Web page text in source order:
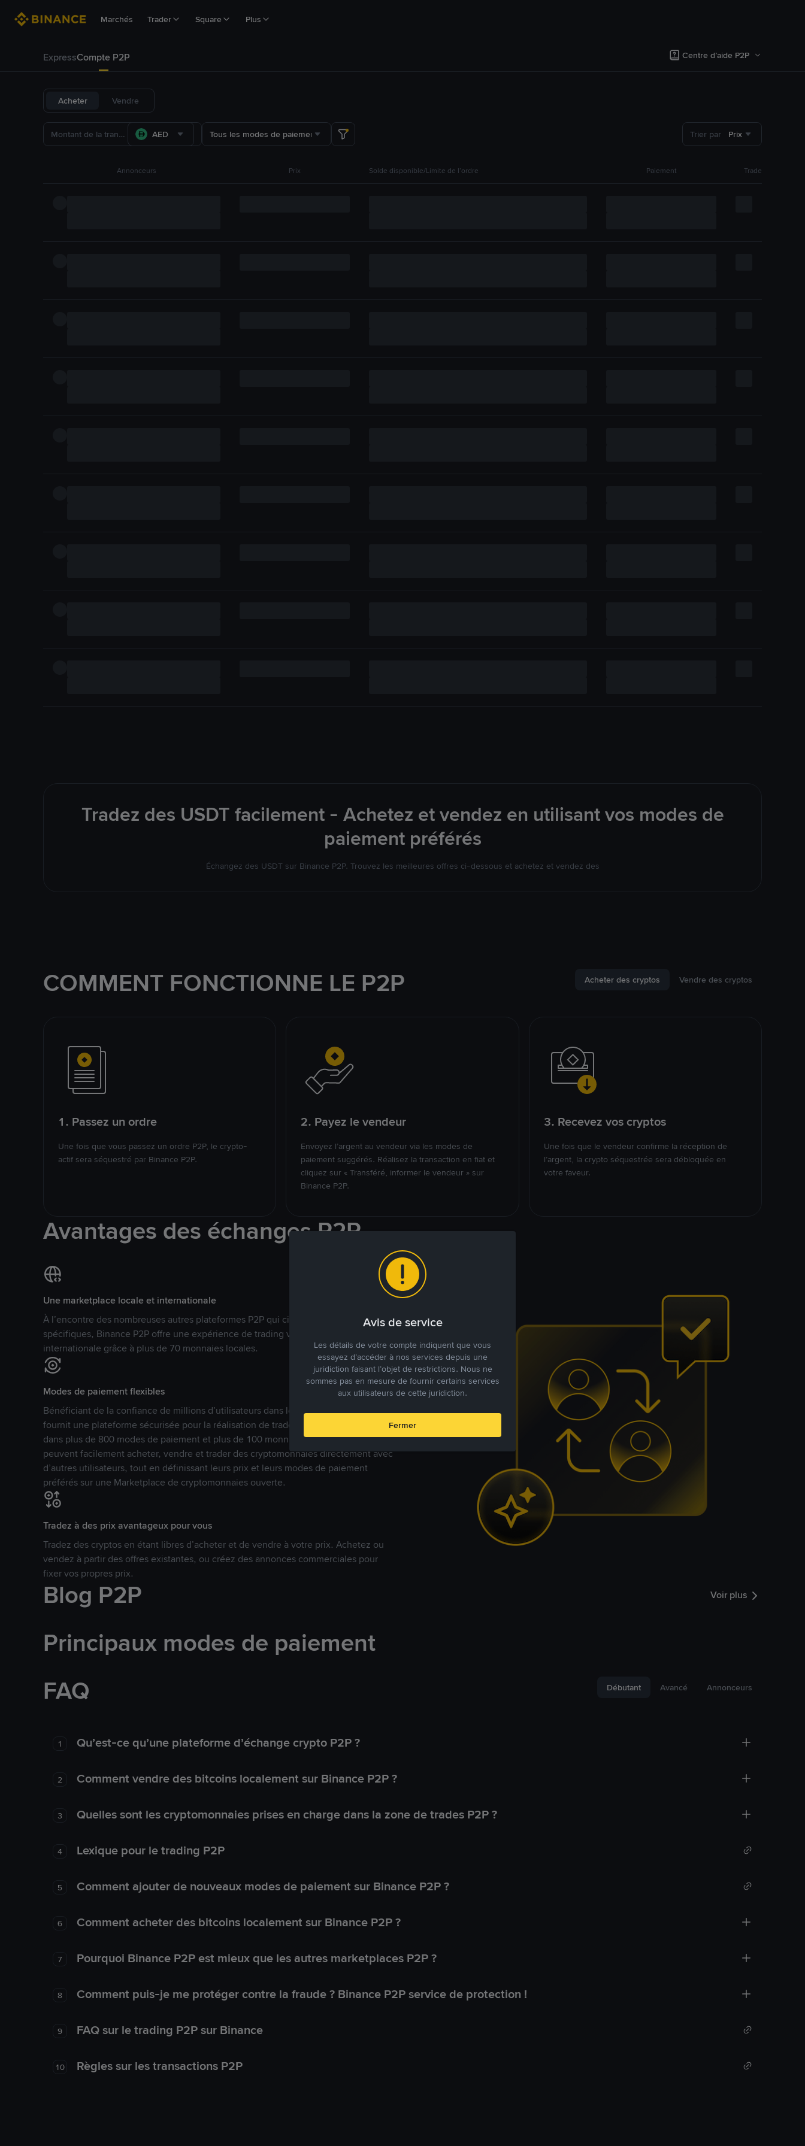
Marchés Trader Square Plus
ExpressCompte P2P Centre d’aide P2P
Acheter Vendre
AED Tous les modes de paiement Trier par Prix
Annonceurs Prix Solde disponible/Limite de l’ordre Paiement Trade
Tradez des USDT facilement - Achetez et vendez en utilisant vos modes de
paiement préférés
Échangez des USDT sur Binance P2P. Trouvez les meilleures offres ci-dessous et achetez et vendez des
COMMENT FONCTIONNE LE P2P Acheter des cryptos Vendre des cryptos
1. Passez un ordre
Une fois que vous passez un ordre P2P, le crypto-
actif sera séquestré par Binance P2P.
2. Payez le vendeur
Envoyez l’argent au vendeur via les modes de
paiement suggérés. Réalisez la transaction en fiat et
cliquez sur « Transféré, informer le vendeur » sur
Binance P2P.
3. Recevez vos cryptos
Une fois que le vendeur confirme la réception de
l’argent, la crypto séquestrée sera débloquée en
votre faveur.
Avantages des échanges P2P
Une marketplace locale et internationale
À l’encontre des nombreuses autres plateformes P2P qui ciblent des marchés
spécifiques, Binance P2P offre une expérience de trading véritablement
internationale grâce à plus de 70 monnaies locales.
Modes de paiement flexibles
Bénéficiant de la confiance de millions d’utilisateurs dans le monde, Binance P2P
fournit une plateforme sécurisée pour la réalisation de trades en cryptomonnaies
dans plus de 800 modes de paiement et plus de 100 monnaies fiat. Les utilisateurs
peuvent facilement acheter, vendre et trader des cryptomonnaies directement avec
d’autres utilisateurs, tout en définissant leurs prix et leurs modes de paiement
préférés sur une Marketplace de cryptomonnaies ouverte.
Tradez à des prix avantageux pour vous
Tradez des cryptos en étant libres d’acheter et de vendre à votre prix. Achetez ou
vendez à partir des offres existantes, ou créez des annonces commerciales pour
fixer vos propres prix.
Blog P2P Voir plus
Principaux modes de paiement
FAQ
Débutant Avancé Annonceurs
1 Qu’est-ce qu’une plateforme d’échange crypto P2P ?
2 Comment vendre des bitcoins localement sur Binance P2P ?
3 Quelles sont les cryptomonnaies prises en charge dans la zone de trades P2P ?
4 Lexique pour le trading P2P
5 Comment ajouter de nouveaux modes de paiement sur Binance P2P ?
6 Comment acheter des bitcoins localement sur Binance P2P ?
7 Pourquoi Binance P2P est mieux que les autres marketplaces P2P ?
8 Comment puis-je me protéger contre la fraude ? Binance P2P service de protection !
9 FAQ sur le trading P2P sur Binance
10 Règles sur les transactions P2P
Avis de service
Les détails de votre compte indiquent que vous
essayez d’accéder à nos services depuis une
juridiction faisant l’objet de restrictions. Nous ne
sommes pas en mesure de fournir certains services
aux utilisateurs de cette juridiction.
Fermer